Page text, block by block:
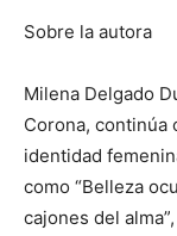
Sobre la autora
Milena Delgado
Corona, continúa
identidad
como “Belleza
cajones del